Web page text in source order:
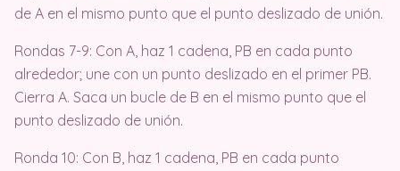
de A en el mismo punto que el punto deslizado de unión.
Rondas 7-9: Con A, haz 1 cadena, PB en cada punto
alrededor; une con un punto deslizado en el primer PB.
Cierra A. Saca un bucle de B en el mismo punto que el
punto deslizado de unión.
Ronda 10: Con B, haz 1 cadena, PB en cada punto